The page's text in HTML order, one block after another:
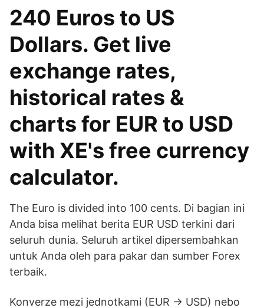
240 Euros to US
Dollars. Get live
exchange rates,
historical rates &
charts for EUR to USD
with XE's free currency
calculator.
The Euro is divided into 100 cents. Di bagian ini
Anda bisa melihat berita EUR USD terkini dari
seluruh dunia. Seluruh artikel dipersembahkan
untuk Anda oleh para pakar dan sumber Forex
terbaik.
Konverze mezi jednotkami (EUR → USD) nebo